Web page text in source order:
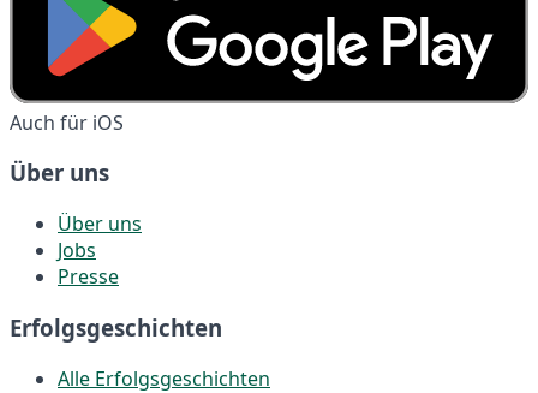
Auch für iOS
Über uns
Über uns
Jobs
Presse
Erfolgsgeschichten
Alle Erfolgsgeschichten